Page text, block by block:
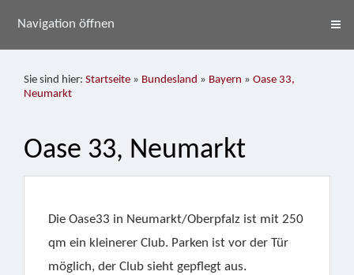
Navigation öffnen
Sie sind hier: Startseite » Bundesland » Bayern » Oase 33,
Neumarkt
Oase 33, Neumarkt
Die Oase33 in Neumarkt/Oberpfalz ist mit 250
qm ein kleinerer Club. Parken ist vor der Tür
möglich, der Club sieht gepflegt aus.